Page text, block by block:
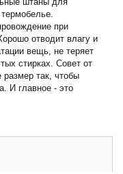
при
отводит влагу и
вещь, не теряет
стирках. Совет от
так, чтобы
И главное - это